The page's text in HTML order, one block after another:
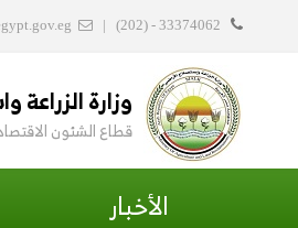
(202) - 33374062
|
وزارة الزراعة
قطاع الشئون
الأخبار